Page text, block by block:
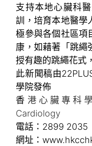
支持本地心臟科
訓，培育本地醫學
極參與各個社區項
康，如藉著「跳繩
授有趣的跳繩花式
此新聞稿由
學院發佈
香 港心臟專科
Cardiology
電話：2899 2035
網址：